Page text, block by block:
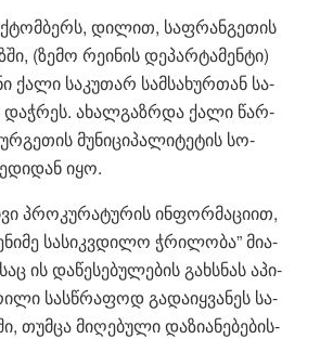
დი­ლით, საფ­რან­გე­თის
(ზემო რე­ი­ნის დე­პარ­ტა­მენ­ტი)
ქალი სა­კუ­თარ სამ­სა­ხურ­თან სა­
ახალ­გაზ­რდა ქალი წარ­
მუ­ნი­ცი­პა­ლი­ტე­ტის სო­
იყო.
პრო­კუ­რა­ტუ­რის ინ­ფორ­მა­ცი­ით,
სა­სიკ­ვდი­ლო ჭრი­ლო­ბა” მი­ა­
ის და­წე­სე­ბუ­ლე­ბის გახ­სნას აპი­
სას­წრა­ფოდ გა­და­იყ­ვა­ნეს სა­
თუმ­ცა მი­ღე­ბუ­ლი და­ზი­ა­ნე­ბე­ბის­